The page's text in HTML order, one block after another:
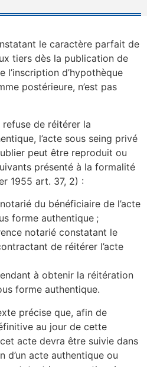
le caractère parfait de
tiers dès la publication de
l’inscription d’hypothèque
postérieure, n’est pas
refuse de réitérer la
l’acte sous seing privé
peut être reproduit ou
présenté à la formalité
1955 art. 37, 2) :
du bénéficiaire de l’acte
forme authentique ;
notarié constatant le
de réitérer l’acte
à obtenir la réitération
forme authentique.
précise que, afin de
au jour de cette
acte devra être suivie dans
d’un acte authentique ou